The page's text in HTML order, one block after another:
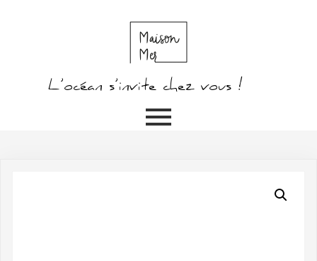
L’océan s’invite chez vous !